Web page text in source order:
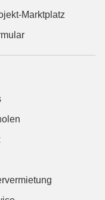
Marktplatz